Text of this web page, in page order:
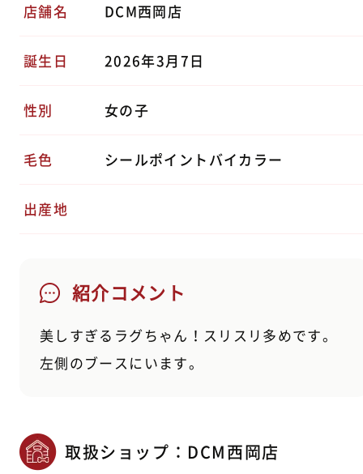
店舗名 DCM西岡店
誕生日 2026年3月7日
性別 女の子
毛色 シールポイントバイカラー
出産地
紹介コメント
美しすぎるラグちゃん！スリスリ多めです。
左側のブースにいます。
取扱ショップ：DCM西岡店